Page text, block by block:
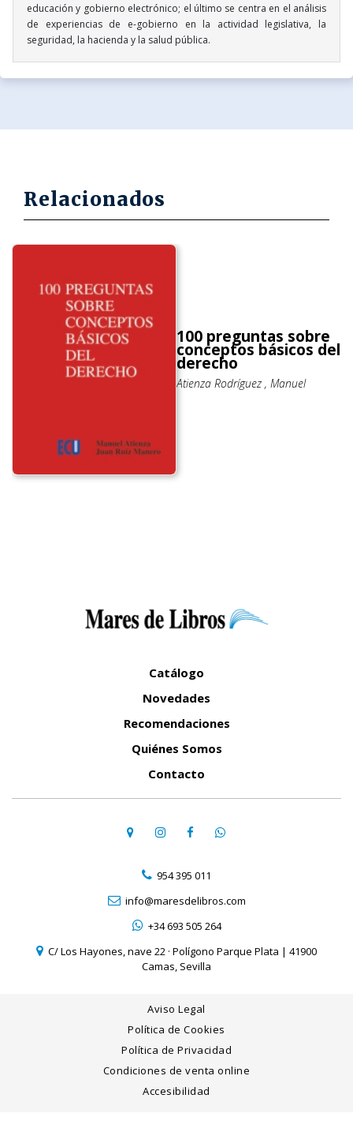
educación y gobierno electrónico; el último se centra en el análisis
de experiencias de e-gobierno en la actividad legislativa, la
seguridad, la hacienda y la salud pública.
Relacionados
100 preguntas sobre
conceptos básicos del
derecho
Atienza Rodríguez , Manuel
Catálogo
Novedades
Recomendaciones
Quiénes Somos
Contacto
954 395 011
info@maresdelibros.com
+34 693 505 264
C/ Los Hayones, nave 22 · Polígono Parque Plata | 41900
Camas, Sevilla
Aviso Legal
Política de Cookies
Política de Privacidad
Condiciones de venta online
Accesibilidad